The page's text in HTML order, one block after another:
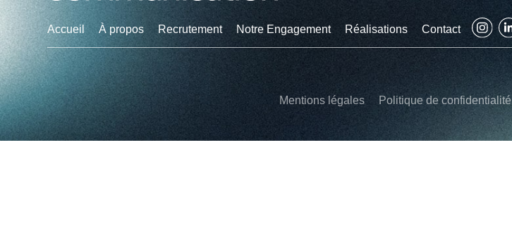
Accueil À propos Recrutement Notre Engagement Réalisations Contact
Mentions légales Politique de confidentialité